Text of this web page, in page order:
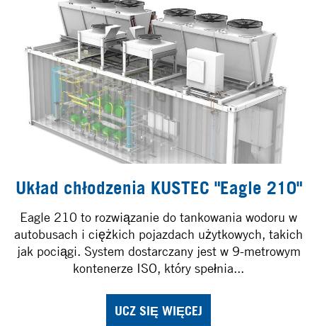
Układ chłodzenia KUSTEC "Eagle 210"
Eagle 210 to rozwiązanie do tankowania wodoru w
autobusach i ciężkich pojazdach użytkowych, takich
jak pociągi. System dostarczany jest w 9-metrowym
kontenerze ISO, który spełnia...
UCZ SIĘ WIĘCEJ